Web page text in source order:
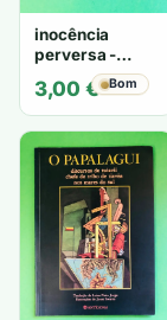
inocência
perversa -
PATRICIA
HIGHSMITH
3,00 € Bom